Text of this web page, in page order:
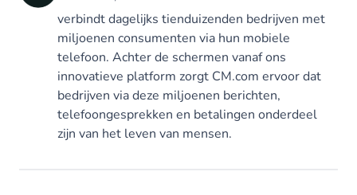
verbindt dagelijks tienduizenden bedrijven met
miljoenen consumenten via hun mobiele
telefoon. Achter de schermen vanaf ons
innovatieve platform zorgt CM.com ervoor dat
bedrijven via deze miljoenen berichten,
telefoongesprekken en betalingen onderdeel
zijn van het leven van mensen.